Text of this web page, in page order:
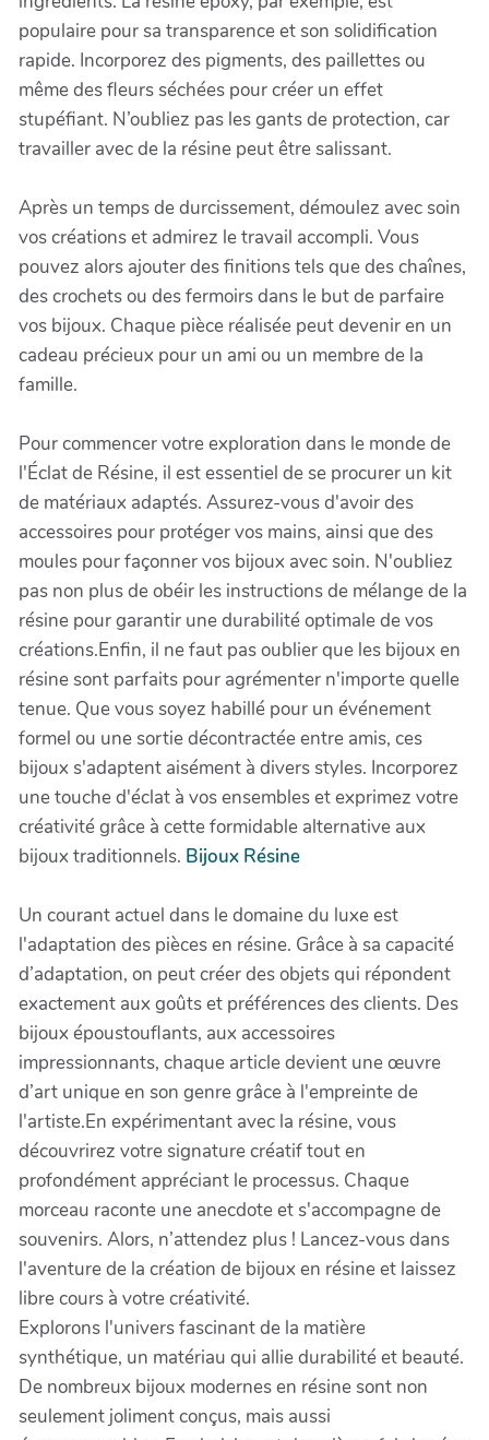
populaire pour sa transparence et son solidification
rapide. Incorporez des pigments, des paillettes ou
même des fleurs séchées pour créer un effet
stupéfiant. N’oubliez pas les gants de protection, car
travailler avec de la résine peut être salissant.
Après un temps de durcissement, démoulez avec soin
vos créations et admirez le travail accompli. Vous
pouvez alors ajouter des finitions tels que des chaînes,
des crochets ou des fermoirs dans le but de parfaire
vos bijoux. Chaque pièce réalisée peut devenir en un
cadeau précieux pour un ami ou un membre de la
famille.
Pour commencer votre exploration dans le monde de
l'Éclat de Résine, il est essentiel de se procurer un kit
de matériaux adaptés. Assurez-vous d'avoir des
accessoires pour protéger vos mains, ainsi que des
moules pour façonner vos bijoux avec soin. N'oubliez
pas non plus de obéir les instructions de mélange de la
résine pour garantir une durabilité optimale de vos
créations.Enfin, il ne faut pas oublier que les bijoux en
résine sont parfaits pour agrémenter n'importe quelle
tenue. Que vous soyez habillé pour un événement
formel ou une sortie décontractée entre amis, ces
bijoux s'adaptent aisément à divers styles. Incorporez
une touche d'éclat à vos ensembles et exprimez votre
créativité grâce à cette formidable alternative aux
bijoux traditionnels. Bijoux Résine
Un courant actuel dans le domaine du luxe est
l'adaptation des pièces en résine. Grâce à sa capacité
d’adaptation, on peut créer des objets qui répondent
exactement aux goûts et préférences des clients. Des
bijoux époustouflants, aux accessoires
impressionnants, chaque article devient une œuvre
d’art unique en son genre grâce à l'empreinte de
l'artiste.En expérimentant avec la résine, vous
découvrirez votre signature créatif tout en
profondément appréciant le processus. Chaque
morceau raconte une anecdote et s'accompagne de
souvenirs. Alors, n’attendez plus ! Lancez-vous dans
l'aventure de la création de bijoux en résine et laissez
libre cours à votre créativité.
Explorons l'univers fascinant de la matière
synthétique, un matériau qui allie durabilité et beauté.
De nombreux bijoux modernes en résine sont non
seulement joliment conçus, mais aussi